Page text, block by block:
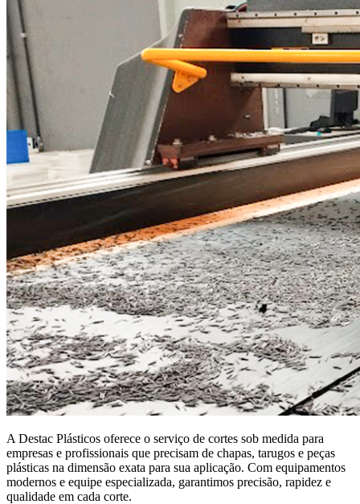
A Destac Plásticos oferece o serviço de cortes sob medida para
empresas e profissionais que precisam de chapas, tarugos e peças
plásticas na dimensão exata para sua aplicação. Com equipamentos
modernos e equipe especializada, garantimos precisão, rapidez e
qualidade em cada corte.